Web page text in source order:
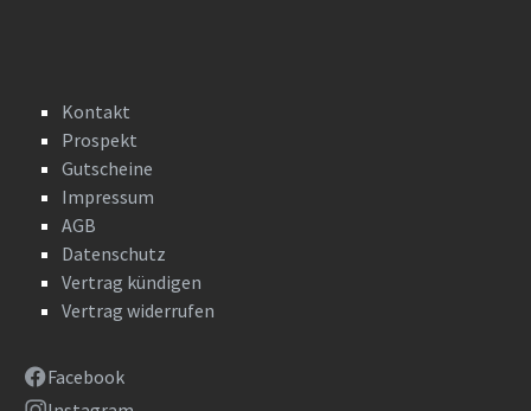
Kontakt
Prospekt
Gutscheine
Impressum
AGB
Datenschutz
Vertrag kündigen
Vertrag widerrufen
Facebook